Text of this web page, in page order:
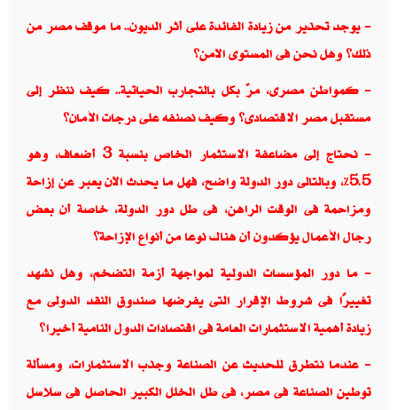
-يوجد تحذير من زيادة الفائدة على أثر الديون.. ما موقف مصر من
ذلك؟ وهل نحن فى المستوى الآمن؟
-كمواطن مصرى، مرّ بكل بالتجارب الحياتية.. كيف ننظر إلى
مستقبل مصر الاقتصادى؟ وكيف نصنفه على درجات الأمان؟
-
نحتاج إلى مضاعفة الاستثمار الخاص بنسبة 3 أضعاف، وهو
5.5%، وبالتالى دور الدولة واضح، فهل ما يحدث الآن يعبر عن إزاحة
ومزاحمة فى الوقت الراهن، فى ظل دور الدولة، خاصة أن بعض
رجال الأعمال يؤكدون أن هناك نوعا من أنواع الإزاحة؟
-ما دور المؤسسات الدولية لمواجهة أزمة التضخم، وهل نشهد
تغييرًا فى شروط الإقرار التى يفرضها صندوق النقد الدولى مع
زيادة أهمية الاستثمارات العامة فى اقتصادات الدول النامية أخيرا؟
- عندما نتطرق للحديث عن الصناعة وجذب الاستثمارات، ومسألة
توطين الصناعة فى مصر، فى ظل الخلل الكبير الحاصل فى سلاسل